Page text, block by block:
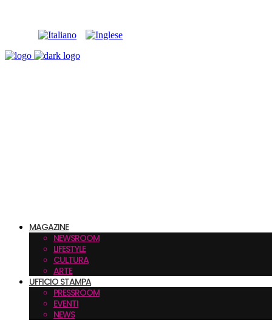
MAGAZINE
NEWSROOM
LIFESTYLE
CULTURA
ARTE
UFFICIO STAMPA
PRESSROOM
EVENTI
NEWS